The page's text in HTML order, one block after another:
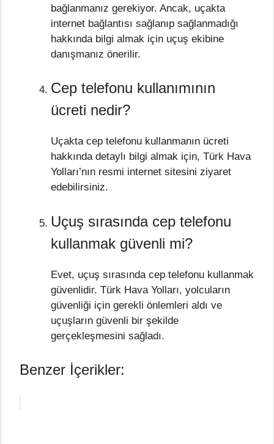
bağlanmanız gerekiyor. Ancak, uçakta
internet bağlantısı sağlanıp sağlanmadığı
hakkında bilgi almak için uçuş ekibine
danışmanız önerilir.
Cep telefonu kullanımının
ücreti nedir?
Uçakta cep telefonu kullanmanın ücreti
hakkında detaylı bilgi almak için, Türk Hava
Yolları’nın resmi internet sitesini ziyaret
edebilirsiniz.
Uçuş sırasında cep telefonu
kullanmak güvenli mi?
Evet, uçuş sırasında cep telefonu kullanmak
güvenlidir. Türk Hava Yolları, yolcuların
güvenliği için gerekli önlemleri aldı ve
uçuşların güvenli bir şekilde
gerçekleşmesini sağladı.
Benzer İçerikler: